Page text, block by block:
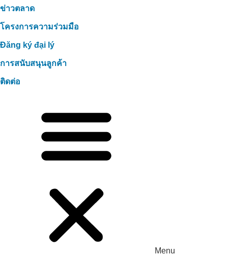
ข่าวตลาด
โครงการความร่วมมือ
Đăng ký đại lý
การสนับสนุนลูกค้า
ติดต่อ
Menu